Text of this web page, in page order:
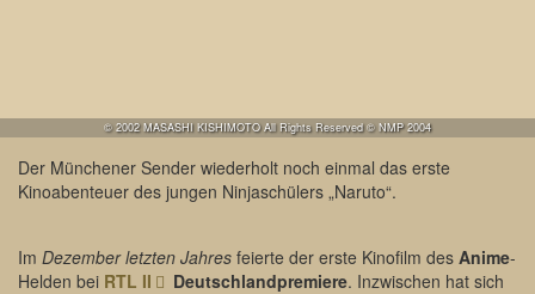
© 2002 MASASHI KISHIMOTO All Rights Reserved © NMP 2004
Der Münchener Sender wiederholt noch einmal das erste
Kinoabenteuer des jungen Ninjaschülers „Naruto“.
Im Dezember letzten Jahres feierte der erste Kinofilm des Anime-
Helden bei RTL II Deutschlandpremiere. Inzwischen hat sich